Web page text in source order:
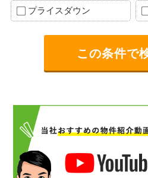
プライスダウン